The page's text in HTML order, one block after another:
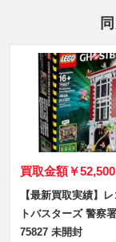
買取金額￥
【最新買取実績】
トバスターズ 警察
75827 未開封